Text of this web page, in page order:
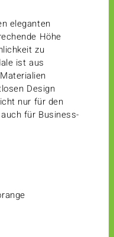
eleganten
Höhe
zu
ist aus
Design
nur für den
für Business-